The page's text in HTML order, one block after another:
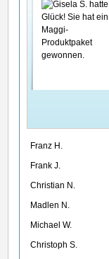
Franz H.
Frank J.
Christian N.
Madlen N.
Michael W.
Christoph S.